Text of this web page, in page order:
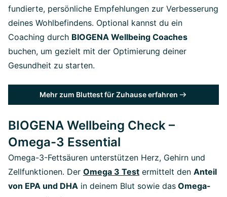
fundierte, persönliche Empfehlungen zur Verbesserung
deines Wohlbefindens. Optional kannst du ein
Coaching durch BIOGENA Wellbeing Coaches
buchen, um gezielt mit der Optimierung deiner
Gesundheit zu starten.
Mehr zum Bluttest für Zuhause erfahren
BIOGENA Wellbeing Check –
Omega-3 Essential
Omega-3-Fettsäuren unterstützen Herz, Gehirn und
Zellfunktionen. Der Omega 3 Test ermittelt den Anteil
von EPA und DHA in deinem Blut sowie das Omega-